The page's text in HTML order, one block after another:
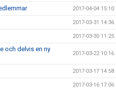
2017-04-04 15:10
2017-03-31 14:36
2017-03-30 11:25
och delvis en ny
2017-03-22 10:16
2017-03-17 14:58
2017-03-16 17:06